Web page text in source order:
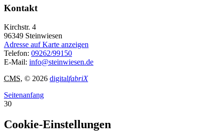
Kontakt
Kirchstr. 4
96349 Steinwiesen
Adresse auf Karte anzeigen
Telefon: 09262/99150
E-Mail: info@steinwiesen.de
CMS, © 2026 digitalfabriX
Seitenanfang
30
Cookie-Einstellungen